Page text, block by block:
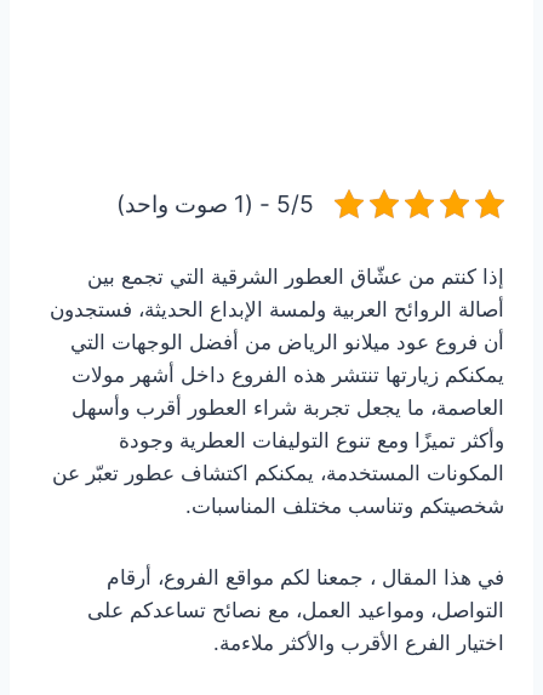
5/5 - (1 صوت واحد)
إذا كنتم من عشّاق العطور الشرقية التي تجمع بين
أصالة الروائح العربية ولمسة الإبداع الحديثة، فستجدون
أن فروع عود ميلانو الرياض من أفضل الوجهات التي
يمكنكم زيارتها تنتشر هذه الفروع داخل أشهر مولات
العاصمة، ما يجعل تجربة شراء العطور أقرب وأسهل
وأكثر تميزًا ومع تنوع التوليفات العطرية وجودة
المكونات المستخدمة، يمكنكم اكتشاف عطور تعبّر عن
شخصيتكم وتناسب مختلف المناسبات.
في هذا المقال ، جمعنا لكم مواقع الفروع، أرقام
التواصل، ومواعيد العمل، مع نصائح تساعدكم على
اختيار الفرع الأقرب والأكثر ملاءمة.